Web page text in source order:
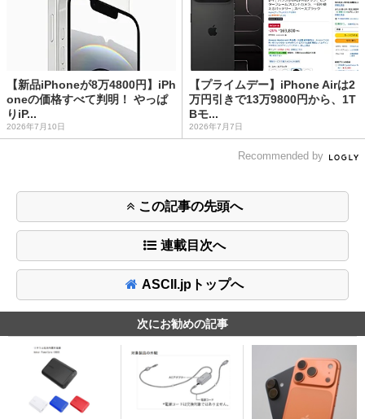
【新品iPhoneが8万4800円】iPh
oneの価格すべて判明！ やっぱ
りiP...
2026年7月10日
【プライムデー】iPhone Airは2
万円引きで13万9800円から、1T
Bモ...
2026年7月7日
Recommended by
この記事の先頭へ
連載目次へ
ASCII.jpトップへ
次にお勧めの記事